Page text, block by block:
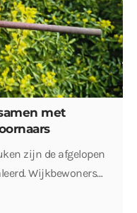
met
zijn de afgelopen
Wijkbewoners…